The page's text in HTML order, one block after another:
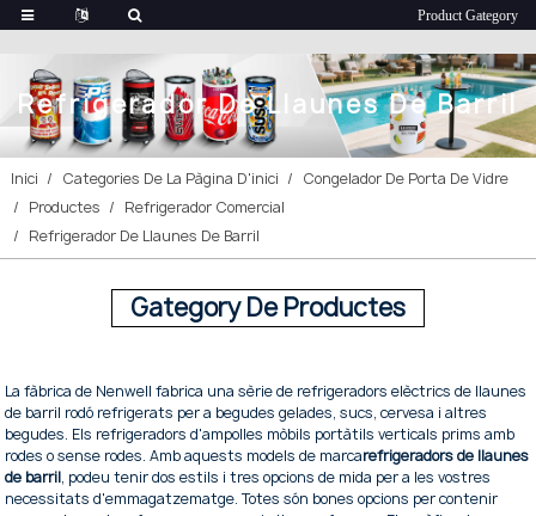
Refrigerador De Llaunes De Barril
Inici Categories De La Pàgina D'inici
Congelador De Porta De Vidre
Productes
Refrigerador Comercial
Refrigerador De Llaunes De Barril
Gategory De Productes
La fàbrica de Nenwell fabrica una sèrie de refrigeradors elèctrics de llaunes
de barril rodó refrigerats per a begudes gelades, sucs, cervesa i altres
begudes. Els refrigeradors d'ampolles mòbils portàtils verticals prims amb
rodes o sense rodes. Amb aquests models de marcarefrigeradors de llaunes
de barril, podeu tenir dos estils i tres opcions de mida per a les vostres
necessitats d'emmagatzematge. Totes són bones opcions per contenir